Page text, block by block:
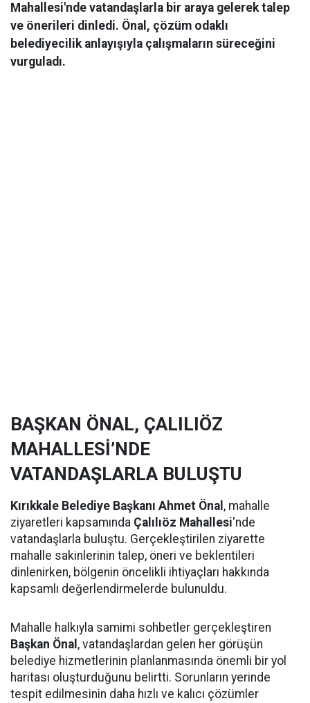
Mahallesi'nde vatandaşlarla bir araya gelerek talep
ve önerileri dinledi. Önal, çözüm odaklı
belediyecilik anlayışıyla çalışmaların süreceğini
vurguladı.
BAŞKAN ÖNAL, ÇALILIÖZ
MAHALLESİ’NDE
VATANDAŞLARLA BULUŞTU
Kırıkkale Belediye Başkanı Ahmet Önal , mahalle
ziyaretleri kapsamında Çalılıöz Mahallesi'nde
vatandaşlarla buluştu. Gerçekleştirilen ziyarette
mahalle sakinlerinin talep, öneri ve beklentileri
dinlenirken, bölgenin öncelikli ihtiyaçları hakkında
kapsamlı değerlendirmelerde bulunuldu.
Mahalle halkıyla samimi sohbetler gerçekleştiren
Başkan Önal , vatandaşlardan gelen her görüşün
belediye hizmetlerinin planlanmasında önemli bir yol
haritası oluşturduğunu belirtti. Sorunların yerinde
tespit edilmesinin daha hızlı ve kalıcı çözümler